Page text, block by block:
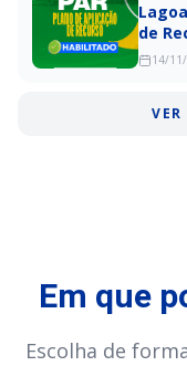
de
Blanc
14/
VER
Em que
Escolha de